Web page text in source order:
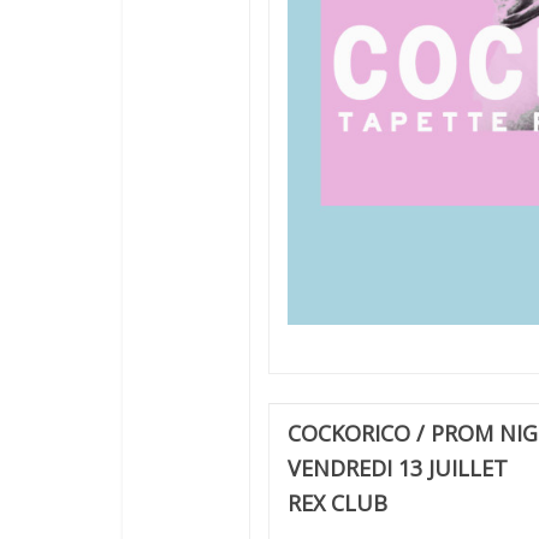
COCKORICO / PROM
VENDREDI 13 JUILLET
REX CLUB